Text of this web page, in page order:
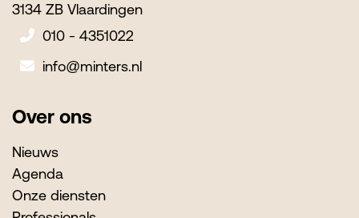
3134 ZB Vlaardingen
010 - 4351022
info@minters.nl
Over ons
Nieuws
Agenda
Onze diensten